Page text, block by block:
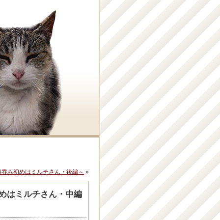
み初めはミルチさん・後編～ »
はミルチさん・中編